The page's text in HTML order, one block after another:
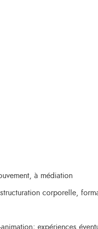
à médiation
corporelle,
expériences